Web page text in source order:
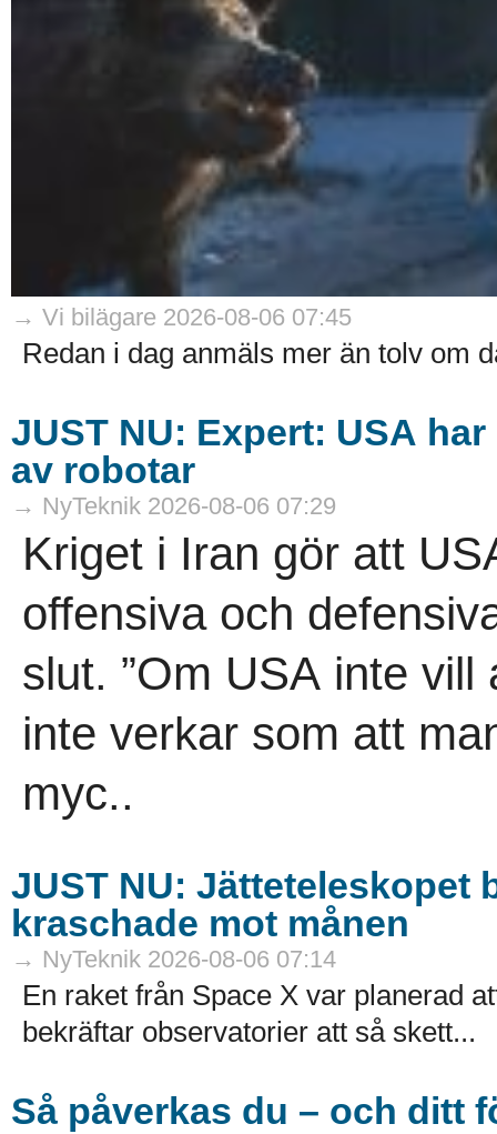
→ Vi bilägare 2026-08-06 07:45
Redan i dag anmäls mer än tolv om
JUST NU: Expert: USA
av robotar
→ NyTeknik 2026-08-06 07:29
Kriget i Iran gör att
offensiva och
slut. ”Om USA inte
inte verkar som att
myc..
JUST NU: Jätteteleskopet
kraschade mot månen
→ NyTeknik 2026-08-06 07:14
En raket från Space X var planerad
bekräftar observatorier att så skett...
Så påverkas du – och ditt